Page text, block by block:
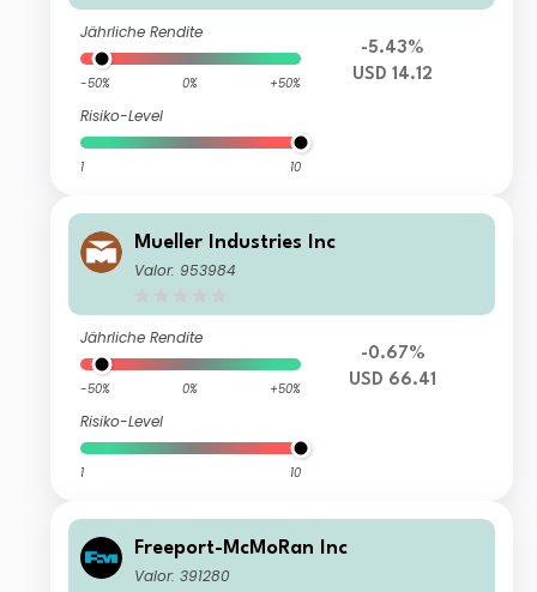
Jährliche Rendite
-50% 0% +50%
Risiko-Level
1 10
-5.43%
USD 14.12
Mueller Industries Inc
Valor: 953984
Jährliche Rendite
-50% 0% +50%
Risiko-Level
1 10
-0.67%
USD 66.41
Freeport-McMoRan Inc
Valor: 391280